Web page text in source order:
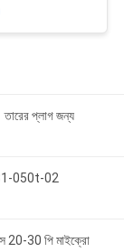
প্লাগ জন্য
050t-02
20-30 পি মাইক্রো